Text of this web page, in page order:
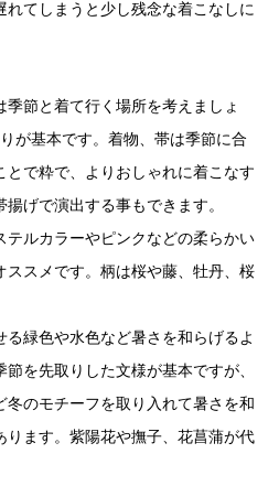
れてしまうと少し残念な着こなしに
節と着て行く場所を考えましょ
が基本です。着物、帯は季節に合
とで粋で、よりおしゃれに着こなす
げで演出する事もできます。
テルカラーやピンクなどの柔らかい
ススメです。柄は桜や藤、牡丹、桜
緑色や水色など暑さを和らげるよ
を先取りした文様が基本ですが、
冬のモチーフを取り入れて暑さを和
ります。紫陽花や撫子、花菖蒲が代